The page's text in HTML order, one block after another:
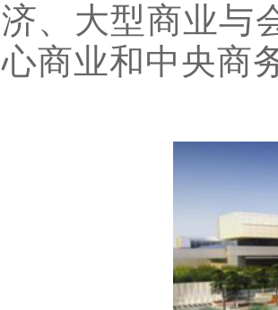
济、大型商业与
心商业和中央商